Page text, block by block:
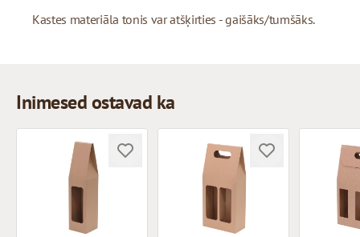
Kastes materiāla tonis var atšķirties - gaišāks/tumšāks.
Inimesed ostavad ka